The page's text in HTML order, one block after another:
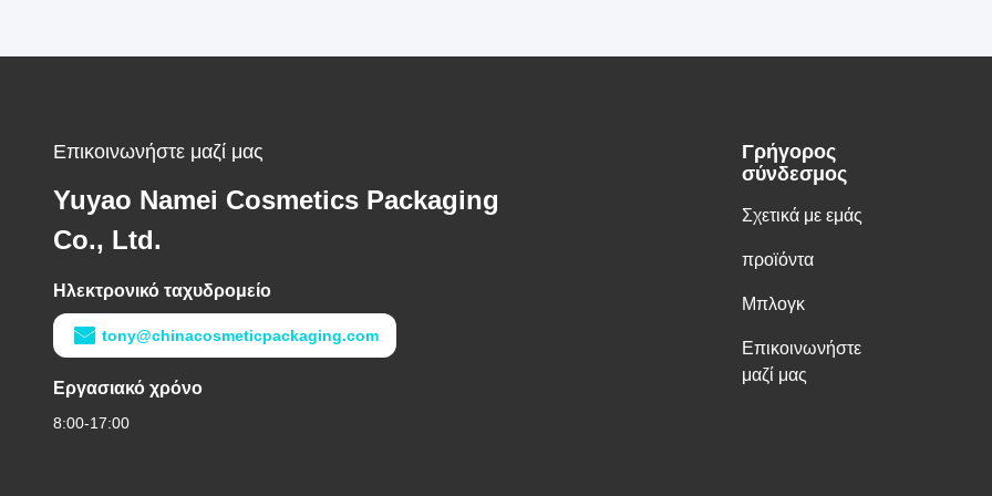
Επικοινωνήστε μαζί μας
Yuyao Namei Cosmetics Packaging
Co., Ltd.
Ηλεκτρονικό ταχυδρομείο
tony@chinacosmeticpackaging.com
Εργασιακό χρόνο
8:00-17:00
Γρήγορος
σύνδεσμος
Σχετικά με εμάς
προϊόντα
Μπλογκ
Επικοινωνήστε
μαζί μας